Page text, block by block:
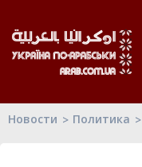
Новости Политика